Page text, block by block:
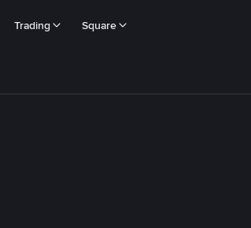
Trading Square